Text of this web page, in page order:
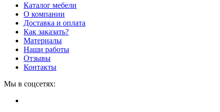
Каталог мебели
О компании
Доставка и оплата
Как заказать?
Материалы
Наши работы
Отзывы
Контакты
Мы в соцсетях: